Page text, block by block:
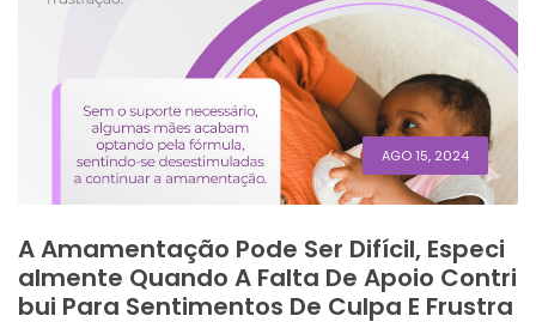
AGO 15, 2024
A Amamentação Pode Ser Difícil, Especi
Almente Quando A Falta De Apoio Contri
Bui Para Sentimentos De Culpa E Frustra